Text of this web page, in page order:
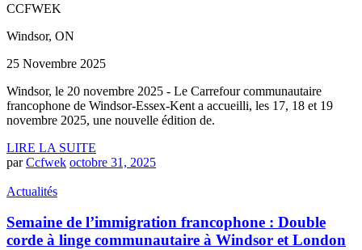
CCFWEK
Windsor, ON
25 Novembre 2025
Windsor, le 20 novembre 2025 - Le Carrefour communautaire
francophone de Windsor-Essex-Kent a accueilli, les 17, 18 et 19
novembre 2025, une nouvelle édition de.
LIRE LA SUITE
parCcfwek octobre 31, 2025
Actualités
Semaine de l’immigration francophone : Double
corde à linge communautaire à Windsor et London